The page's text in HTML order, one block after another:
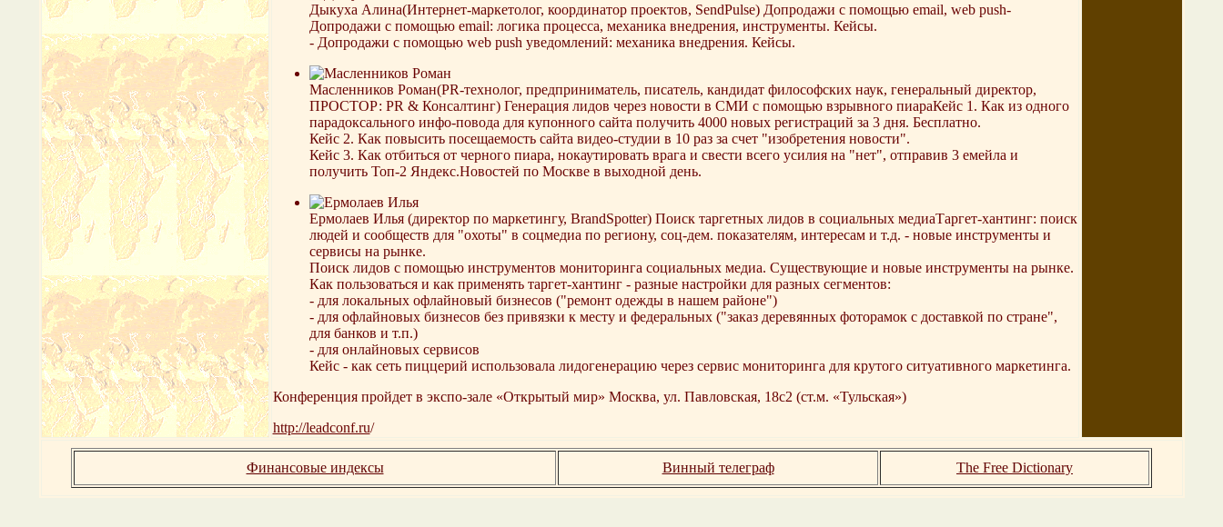
Дыкуха Алина(Интернет-маркетолог, координатор проектов, SendPulse) Допродажи с помощью email, web push-
Допродажи с помощью email: логика процесса, механика внедрения, инструменты. Кейсы.
- Допродажи с помощью web push уведомлений: механика внедрения. Кейсы.
Масленников Роман(PR-технолог, предприниматель, писатель, кандидат философских наук, генеральный директор,
ПРОСТОР: PR & Консалтинг) Генерация лидов через новости в СМИ с помощью взрывного пиараКейс 1. Как из одного
парадоксального инфо-повода для купонного сайта получить 4000 новых регистраций за 3 дня. Бесплатно.
Кейс 2. Как повысить посещаемость сайта видео-студии в 10 раз за счет "изобретения новости".
Кейс 3. Как отбиться от черного пиара, нокаутировать врага и свести всего усилия на "нет", отправив 3 емейла и
получить Топ-2 Яндекс.Новостей по Москве в выходной день.
Ермолаев Илья (директор по маркетингу, BrandSpotter) Поиск таргетных лидов в социальных медиаТаргет-хантинг: поиск
людей и сообществ для "охоты" в соцмедиа по региону, соц-дем. показателям, интересам и т.д. - новые инструменты и
сервисы на рынке.
Поиск лидов с помощью инструментов мониторинга социальных медиа. Существующие и новые инструменты на рынке.
Как пользоваться и как применять таргет-хантинг - разные настройки для разных сегментов:
- для локальных офлайновый бизнесов ("ремонт одежды в нашем районе")
- для офлайновых бизнесов без привязки к месту и федеральных ("заказ деревянных фоторамок с доставкой по стране",
для банков и т.п.)
- для онлайновых сервисов
Кейс - как сеть пиццерий использовала лидогенерацию через сервис мониторинга для крутого ситуативного маркетинга.
Конференция пройдет в экспо-зале «Открытый мир» Москва, ул. Павловская, 18с2 (ст.м. «Тульская»)
http://leadconf.ru/
Финансовые индексы Винный телеграф The Free Dictionary